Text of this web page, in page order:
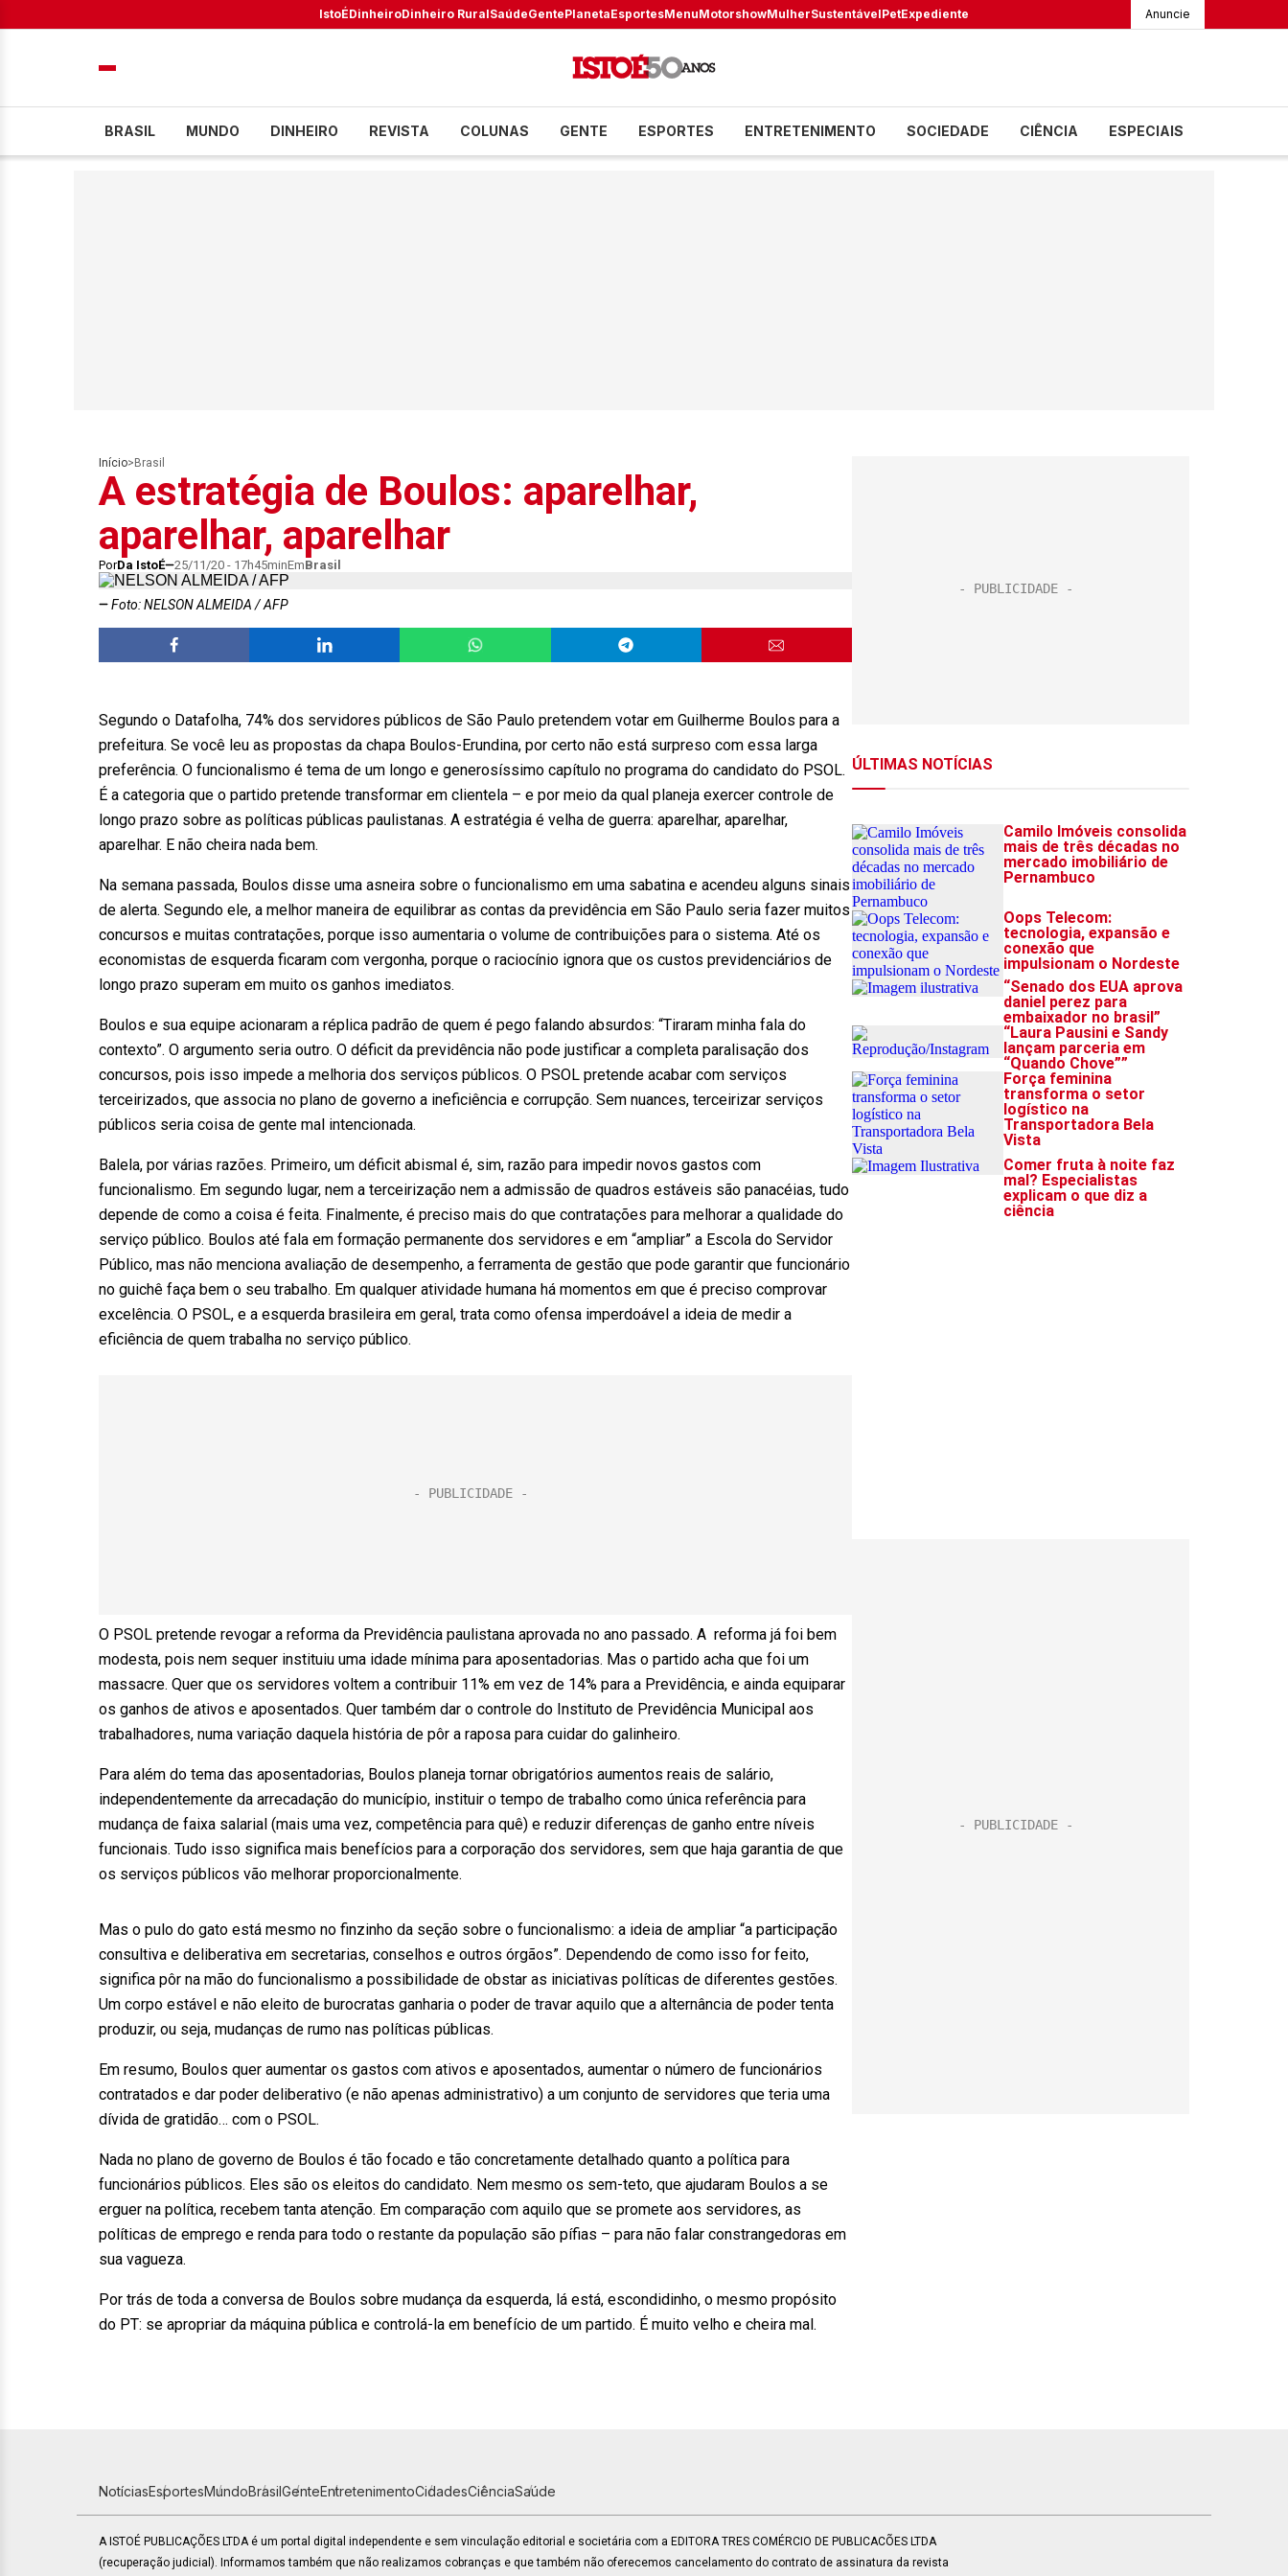
IstoÉDinheiroDinheiro RuralSaúdeGentePlanetaEsportesMenuMotorshowMulherSustentávelPetExpediente Anuncie
BRASIL MUNDO DINHEIRO REVISTA COLUNAS GENTE ESPORTES ENTRETENIMENTO SOCIEDADE CIÊNCIA ESPECIAIS
Início> Brasil
A estratégia de Boulos: aparelhar,
aparelhar, aparelhar
PorDa IstoÉ 25/11/20 - 17h45minEmBrasil
Foto: NELSON ALMEIDA / AFP
Segundo o Datafolha, 74% dos servidores públicos de São Paulo pretendem votar em Guilherme Boulos para a
prefeitura. Se você leu as propostas da chapa Boulos-Erundina, por certo não está surpreso com essa larga
preferência. O funcionalismo é tema de um longo e generosíssimo capítulo no programa do candidato do PSOL.
É a categoria que o partido pretende transformar em clientela – e por meio da qual planeja exercer controle de
longo prazo sobre as políticas públicas paulistanas. A estratégia é velha de guerra: aparelhar, aparelhar,
aparelhar. E não cheira nada bem.
Na semana passada, Boulos disse uma asneira sobre o funcionalismo em uma sabatina e acendeu alguns sinais
de alerta. Segundo ele, a melhor maneira de equilibrar as contas da previdência em São Paulo seria fazer muitos
concursos e muitas contratações, porque isso aumentaria o volume de contribuições para o sistema. Até os
economistas de esquerda ficaram com vergonha, porque o raciocínio ignora que os custos previdenciários de
longo prazo superam em muito os ganhos imediatos.
Boulos e sua equipe acionaram a réplica padrão de quem é pego falando absurdos: “Tiraram minha fala do
contexto”. O argumento seria outro. O déficit da previdência não pode justificar a completa paralisação dos
concursos, pois isso impede a melhoria dos serviços públicos. O PSOL pretende acabar com serviços
terceirizados, que associa no plano de governo a ineficiência e corrupção. Sem nuances, terceirizar serviços
públicos seria coisa de gente mal intencionada.
Balela, por várias razões. Primeiro, um déficit abismal é, sim, razão para impedir novos gastos com
funcionalismo. Em segundo lugar, nem a terceirização nem a admissão de quadros estáveis são panacéias, tudo
depende de como a coisa é feita. Finalmente, é preciso mais do que contratações para melhorar a qualidade do
serviço público. Boulos até fala em formação permanente dos servidores e em “ampliar” a Escola do Servidor
Público, mas não menciona avaliação de desempenho, a ferramenta de gestão que pode garantir que funcionário
no guichê faça bem o seu trabalho. Em qualquer atividade humana há momentos em que é preciso comprovar
excelência. O PSOL, e a esquerda brasileira em geral, trata como ofensa imperdoável a ideia de medir a
eficiência de quem trabalha no serviço público.
O PSOL pretende revogar a reforma da Previdência paulistana aprovada no ano passado. A reforma já foi bem
modesta, pois nem sequer instituiu uma idade mínima para aposentadorias. Mas o partido acha que foi um
massacre. Quer que os servidores voltem a contribuir 11% em vez de 14% para a Previdência, e ainda equiparar
os ganhos de ativos e aposentados. Quer também dar o controle do Instituto de Previdência Municipal aos
trabalhadores, numa variação daquela história de pôr a raposa para cuidar do galinheiro.
Para além do tema das aposentadorias, Boulos planeja tornar obrigatórios aumentos reais de salário,
independentemente da arrecadação do município, instituir o tempo de trabalho como única referência para
mudança de faixa salarial (mais uma vez, competência para quê) e reduzir diferenças de ganho entre níveis
funcionais. Tudo isso significa mais benefícios para a corporação dos servidores, sem que haja garantia de que
os serviços públicos vão melhorar proporcionalmente.
Mas o pulo do gato está mesmo no finzinho da seção sobre o funcionalismo: a ideia de ampliar “a participação
consultiva e deliberativa em secretarias, conselhos e outros órgãos”. Dependendo de como isso for feito,
significa pôr na mão do funcionalismo a possibilidade de obstar as iniciativas políticas de diferentes gestões.
Um corpo estável e não eleito de burocratas ganharia o poder de travar aquilo que a alternância de poder tenta
produzir, ou seja, mudanças de rumo nas políticas públicas.
Em resumo, Boulos quer aumentar os gastos com ativos e aposentados, aumentar o número de funcionários
contratados e dar poder deliberativo (e não apenas administrativo) a um conjunto de servidores que teria uma
dívida de gratidão… com o PSOL.
Nada no plano de governo de Boulos é tão focado e tão concretamente detalhado quanto a política para
funcionários públicos. Eles são os eleitos do candidato. Nem mesmo os sem-teto, que ajudaram Boulos a se
erguer na política, recebem tanta atenção. Em comparação com aquilo que se promete aos servidores, as
políticas de emprego e renda para todo o restante da população são pífias – para não falar constrangedoras em
sua vagueza.
Por trás de toda a conversa de Boulos sobre mudança da esquerda, lá está, escondidinho, o mesmo propósito
do PT: se apropriar da máquina pública e controlá-la em benefício de um partido. É muito velho e cheira mal.
NotíciasEsportesMundoBrasilGenteEntretenimentoCidadesCiênciaSaúde
A ISTOÉ PUBLICAÇÕES LTDA é um portal digital independente e sem vinculação editorial e societária com a EDITORA TRES COMÉRCIO DE PUBLICACÕES LTDA
(recuperação judicial). Informamos também que não realizamos cobranças e que também não oferecemos cancelamento do contrato de assinatura da revista